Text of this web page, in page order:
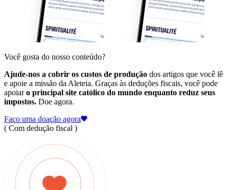
Você gosta do nosso conteúdo?
Ajude-nos a cobrir os custos de produção dos artigos que você lê
e apoie a missão da Aleteia. Graças às deduções fiscais, você pode
apoiaro principal site católico do mundo enquanto reduz seus
impostos. Doe agora.
Faço uma doação agora
( Com dedução fiscal )